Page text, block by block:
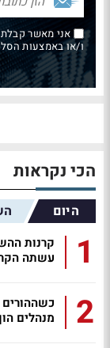
אני מאשר קבלת
ו/או באמצעות הסלולר
הכי נקראות
היום
1
קרנות
עשתה
2
כשההורים
מנהלים